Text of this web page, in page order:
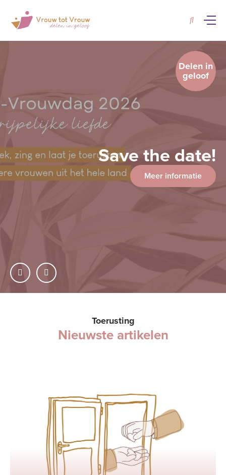
Save the date!
Meer informatie
Delen in
geloof
Toerusting
Nieuwste artikelen